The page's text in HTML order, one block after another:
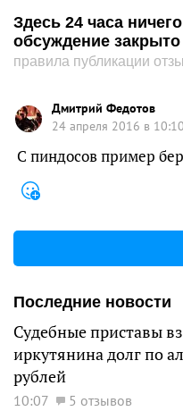
Здесь 24 часа
обсуждение закрыто
правила публикации
Дмитрий Федотов
24 апреля 2016 в 10:10
С пиндосов пример
Последние новости
Судебные приставы
иркутянина долг по
рублей
10:07 5 отзывов